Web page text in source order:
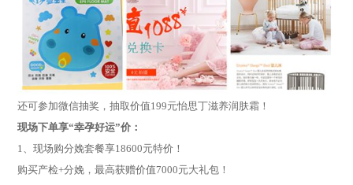
还可参加微信抽奖，抽取价值199元怡思丁滋养润肤霜！
现场下单享“幸孕好运”价：
1、现场购分娩套餐享18600元特价！
购买产检+分娩，最高获赠价值7000元大礼包！